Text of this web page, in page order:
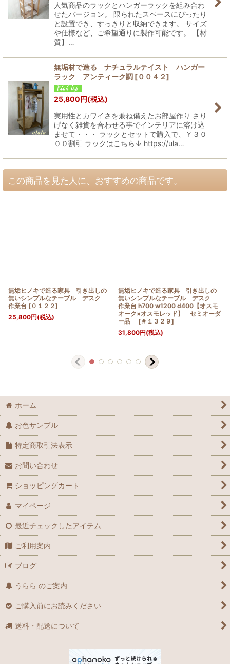
人気商品のラックとハンガーラックを組み合わ
せたバージョン。 限られたスペースにぴったり
と設置でき、すっきりと収納できます。 サイズ
や仕様など、ご希望通りに製作可能です。 【材
質】…
無垢材で造る ナチュラルテイスト ハンガー
ラック アンティーク調 [００４２]
25,800円(税込)
実用性とカワイさを兼ね備えたお部屋作り さり
げなく雑貨を合わせる事でインテリアに溶け込
ませて・・・ ラックとセットで購入で、￥３０
００割引 ラックはこちら↓ https://ula…
この商品を見た人に、おすすめの商品です。
無垢ヒノキで造る家具 引き出しの
無いシンプルなテーブル デスク
作業台 [ ０１２２]
25,800円(税込)
無垢ヒノキで造る家具 引き出しの
無いシンプルなテーブル デスク
作業台 h700 w1200 d400【オスモ
オーク×オスモレッド】 セミオーダ
ー品
[ ＃１３２９]
31,800円(税込)
ホーム
お色サンプル
特定商取引法表示
お問い合わせ
ショッピングカート
マイページ
最近チェックしたアイテム
ご利用案内
ブログ
うらら のご案内
ご購入前にお読みください
送料・配送について